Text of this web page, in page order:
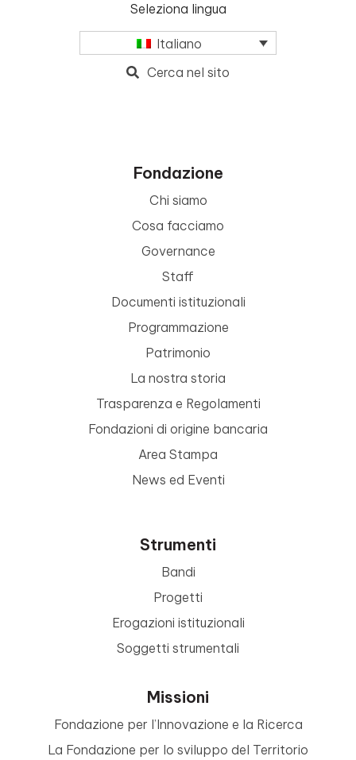
Seleziona lingua
Italiano
Cerca nel sito
Fondazione
Chi siamo
Cosa facciamo
Governance
Staff
Documenti istituzionali
Programmazione
Patrimonio
La nostra storia
Trasparenza e Regolamenti
Fondazioni di origine bancaria
Area Stampa
News ed Eventi
Strumenti
Bandi
Progetti
Erogazioni istituzionali
Soggetti strumentali
Missioni
Fondazione per l’Innovazione e la Ricerca
La Fondazione per lo sviluppo del Territorio